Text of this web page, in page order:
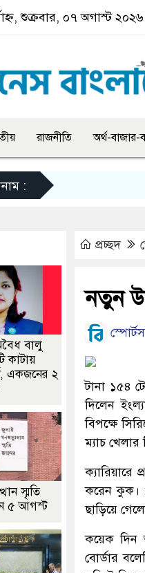
শুক্রবার, ০৭ অগাস্ট ২০২৬
রাজনীতি অর্থ-বাজার-
:
প্রচ্ছদ
নতুন
টানা ১৫৪
দিলেন
বিপক্ষে
ম্যাচ খেলার
ক্যারিয়ারে
করেন কুক।
ছাড়িয়ে
কয়েক দিন
বোর্ডার
বালু
কাটায়
একজনের ২
স্মৃতি
৫ আগস্ট